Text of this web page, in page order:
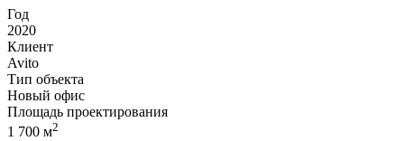
Год
2020
Клиент
Avito
Тип объекта
Новый офис
Площадь проектирования
1 700 м2